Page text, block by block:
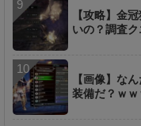
【攻略】金
いの？調査
【画像】な
装備だ？ｗｗ